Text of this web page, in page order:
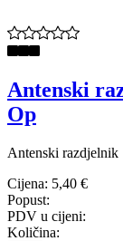
Antenski
Op
Antenski
Cijena: 5,40 €
Popust:
PDV u cijeni:
Količina: